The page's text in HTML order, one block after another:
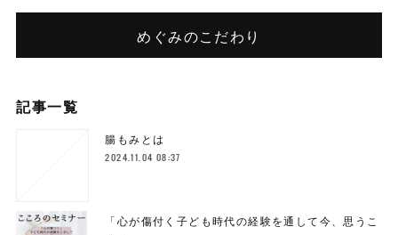
めぐみのこだわり
記事一覧
腸もみとは
2024.11.04 08:37
「心が傷付く子ども時代の経験を通して今、思うこ